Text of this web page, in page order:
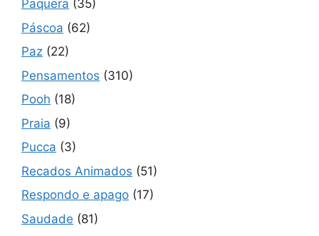
Paquera (35)
Páscoa (62)
Paz (22)
Pensamentos (310)
Pooh (18)
Praia (9)
Pucca (3)
Recados Animados (51)
Respondo e apago (17)
Saudade (81)